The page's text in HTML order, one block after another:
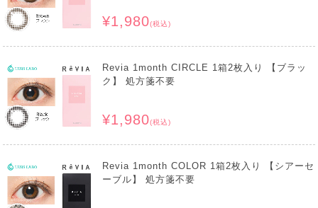
¥1,980(税込)
Revia 1month CIRCLE 1箱2枚入り 【ブラッ
ク】 処方箋不要
¥1,980(税込)
Revia 1month COLOR 1箱2枚入り 【シアーセ
ーブル】 処方箋不要